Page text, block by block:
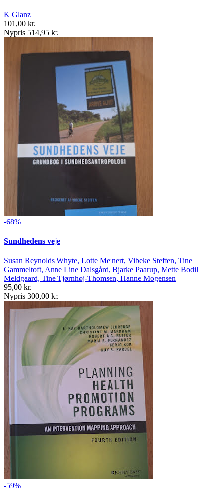
K Glanz
101,00 kr.
Nypris 514,95 kr.
-68%
Sundhedens veje
Susan Reynolds Whyte, Lotte Meinert, Vibeke Steffen, Tine
Gammeltoft, Anne Line Dalsgård, Bjarke Paarup, Mette Bodil
Meldgaard, Tine Tjørnhøj-Thomsen, Hanne Mogensen
95,00 kr.
Nypris 300,00 kr.
-59%